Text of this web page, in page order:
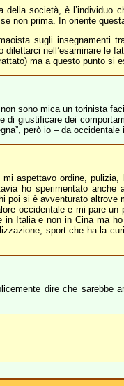
della società, è
non prima. In oriente
sugli insegnamenti
nell’esaminare le
ma a questo punto si
sono mica un torinista
giustificare dei
però io – da
aspettavo ordine,
ho sperimentato
poi si è avventurato
occidentale e mi pare
Italia e non in Cina ma
sport che ha la
dire che